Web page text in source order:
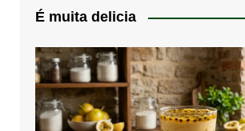
É muita delicia